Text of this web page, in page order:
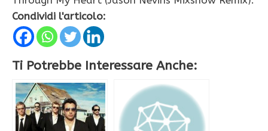
Condividi l'articolo:
Ti Potrebbe Interessare Anche: